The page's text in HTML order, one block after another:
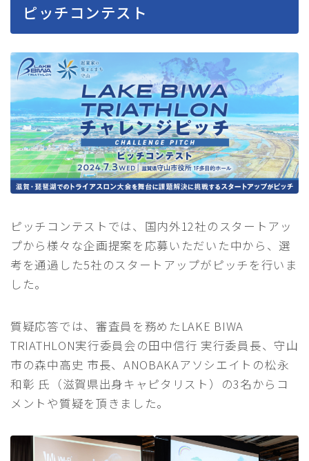
ピッチコンテスト
ピッチコンテストでは、国内外12社のスタートアッ
プから様々な企画提案を応募いただいた中から、選
考を通過した5社のスタートアップがピッチを行いま
した。
質疑応答では、審査員を務めたLAKE BIWA
TRIATHLON実行委員会の田中信行 実行委員長、守山
市の森中高史 市長、ANOBAKAアソシエイトの松永
和彰 氏（滋賀県出身キャピタリスト）の3名からコ
メントや質疑を頂きました。